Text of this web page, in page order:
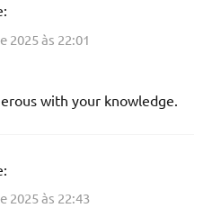
2025 às 22:01
with your knowledge.
2025 às 22:43